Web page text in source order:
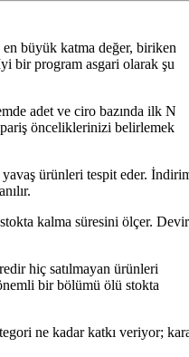
en büyük katma değer, biriken
bir program asgari olarak şu
adet ve ciro bazında ilk N
önceliklerinizi belirlemek
ürünleri tespit eder.
kalma süresini ölçer. Devir
hiç satılmayan ürünleri
bir bölümü ölü stokta
ne kadar katkı veriyor;